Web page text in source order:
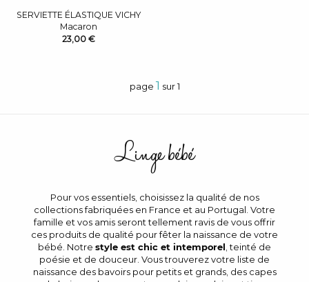
SERVIETTE ÉLASTIQUE VICHY
Macaron
23,00 €
page 1 sur 1
Linge bébé
Pour vos essentiels, choisissez la qualité de nos
collections fabriquées en France et au Portugal. Votre
famille et vos amis seront tellement ravis de vous offrir
ces produits de qualité pour fêter la naissance de votre
bébé. Notre style est chic et intemporel , teinté de
poésie et de douceur. Vous trouverez votre liste de
naissance des bavoirs pour petits et grands, des capes